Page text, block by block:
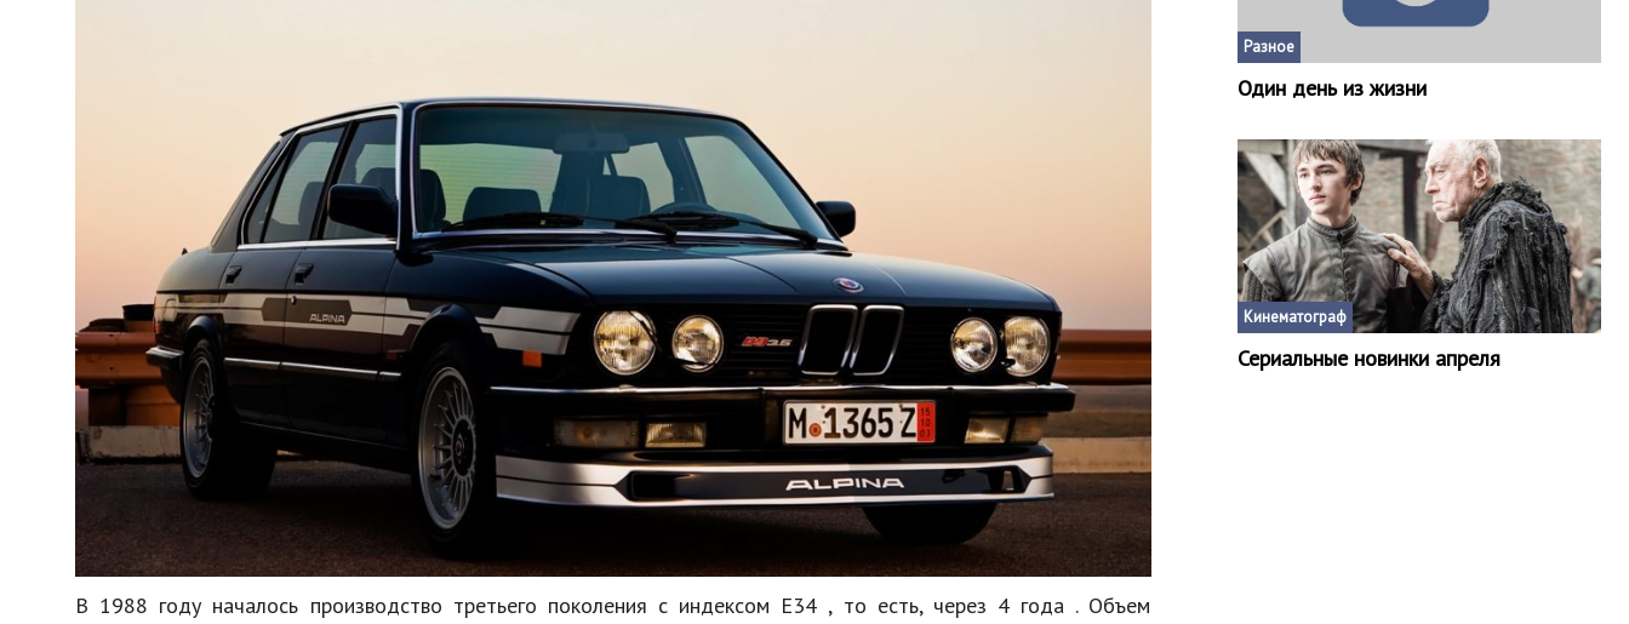
В 1988 году началось производство третьего поколения с индексом Е34 , то есть, через 4 года . Объем
Разное
Один день из жизни
Кинематограф
Сериальные новинки апреля